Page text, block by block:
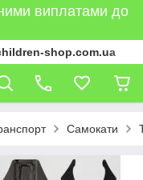
виплатами до
shop.com.ua
Самокати